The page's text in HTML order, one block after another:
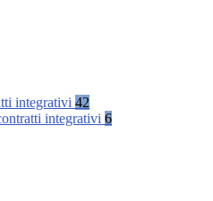
integrativi 42
integrativi 6